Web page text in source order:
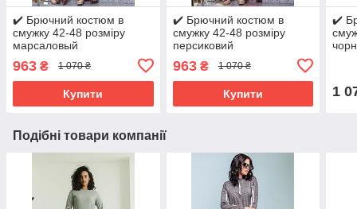
✔️ Брючний костюм в
смужку 42-48 розміру
марсаловый
963 ₴ 1 070 ₴
Купити
✔️ Брючний костюм в
смужку 42-48 розміру
персиковий
963₴ 1 070 ₴
Купити
✔️
1
Подібні товари компанії